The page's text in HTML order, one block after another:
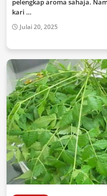
pelengkap aroma sahaja.
kari …
Julai 20, 2025